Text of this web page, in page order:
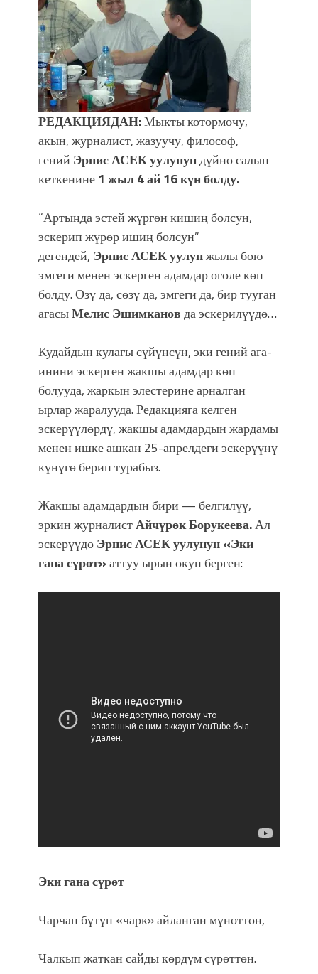
Park'ка 30 миң адам чогулду
РЕДАКЦИЯДАН:Мыкты котормочу,
акын, журналист, жазуучу, философ,
гений Эрнис АСЕК уулунундүйнө салып
кеткенине1 жыл 4 ай 16 күн болду.
“Артыңда эстей жүргөн кишиң болсун,
эскерип жүрөр ишиң болсун”
дегендей, Эрнис АСЕК уулунжылы бою
эмгеги менен эскерген адамдар оголе көп
болду. Өзү да, сөзү да, эмгеги да, бир тууган
агасыМелис Эшимкановда эскерилүүдө…
Кудайдын кулагы сүйүнсүн, эки гений ага-
инини эскерген жакшы адамдар көп
болууда, жаркын элестерине арналган
ырлар жаралууда. Редакцияга келген
эскерүүлөрдү, жакшы адамдардын жардамы
менен ишке ашкан 25-апрелдеги эскерүүнү
күнүгө берип турабыз.
Жакшы адамдардын бири — белгилүү,
эркин журналистАйчүрөк Борукеева.Ал
эскерүүдөЭрнис АСЕК уулунун «Эки
гана сүрөт»аттуу ырын окуп берген:
Эки гана сүрөт
Чарчап бүтүп «чарк» айланган мүнөттөн,
Чалкып жаткан сайды көрдүм сүрөттөн.